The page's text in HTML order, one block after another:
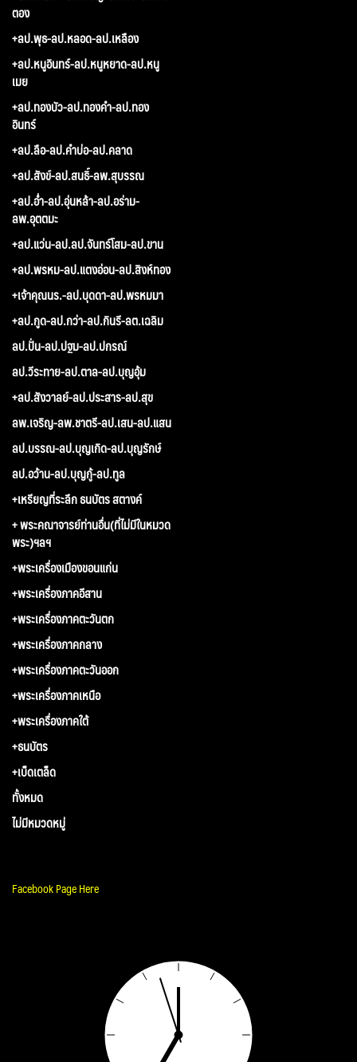
ตอง
+ลป.พุธ-ลป.หลอด-ลป.เหลือง
+ลป.หนูอินทร์-ลป.หนูหยาด-ลป.หนู
เมย
+ลป.ทองบัว-ลป.ทองคำ-ลป.ทอง
อินทร์
+ลป.ลือ-ลป.คำบ่อ-ลป.คลาด
+ลป.สังข์-ลป.สนธิ์-ลพ.สุบรรณ
+ลป.อ่ำ-ลป.อุ่นหล้า-ลป.อร่าม-
ลพ.อุตตมะ
+ลป.แว่น-ลป.ลป.จันทร์โสม-ลป.ขาน
+ลป.พรหม-ลป.แตงอ่อน-ลป.สิงห์ทอง
+เจ้าคุณนร.-ลป.บุดดา-ลป.พรหมมา
+ลป.กูด-ลป.กว่า-ลป.กินรี-ลต.เฉลิม
ลป.ปั่น-ลป.ปฐม-ลป.ปกรณ์
ลป.วีระทาย-ลป.ตาล-ลป.บุญอุ้ม
+ลป.สังวาลย์-ลป.ประสาร-ลป.สุข
ลพ.เจริญ-ลพ.ชาตรี-ลป.เสน-ลป.แสน
ลป.บรรณ-ลป.บุญเกิด-ลป.บุญรักษ์
ลป.อว้าน-ลป.บุญกู้-ลป.ทูล
+เหรียญที่ระลึก ธนบัตร สตางค์
+ พระคณาจารย์ท่านอื่น(ที่ไม่มีในหมวด
พระ)ฯลฯ
+พระเครื่องเมืองขอนแก่น
+พระเครื่องภาคอีสาน
+พระเครื่องภาคตะวันตก
+พระเครื่องภาคกลาง
+พระเครื่องภาคตะวันออก
+พระเครื่องภาคเหนือ
+พระเครื่องภาคใต้
+ธนบัตร
+เบ็ดเตล็ด
ทั้งหมด
ไม่มีหมวดหมู่
Facebook Page Here